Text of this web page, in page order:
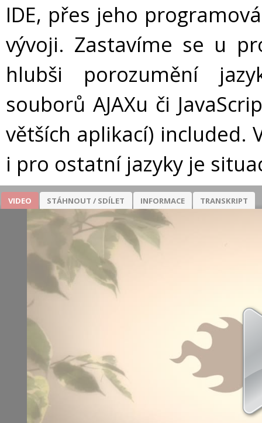
IDE, přes jeho
vývoji. Zastavíme se u
hlubši porozumění
souborů AJAXu či
větších aplikací) included.
i pro ostatní jazyky je
VIDEO STÁHNOUT / SDÍLET INFORMACE TRANSKRIPT